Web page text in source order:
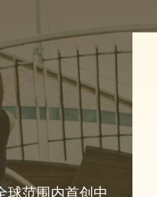
球范围内首创中